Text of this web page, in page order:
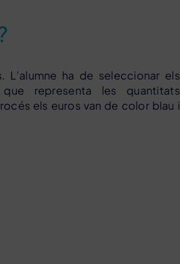
ha de seleccionar els
representa les quantitats
els euros van de color blau i